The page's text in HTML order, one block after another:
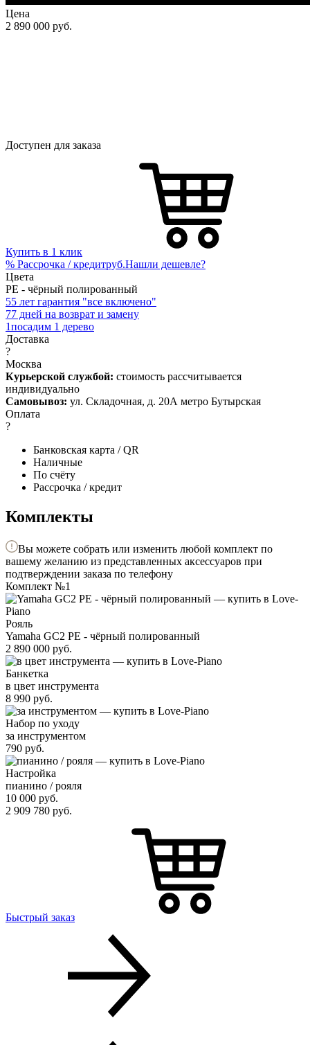
Цена
2 890 000 руб.
Доступен для заказа
Купить в 1 клик
% Рассрочка / кредитруб.Нашли дешевле?
Цвета
PE - чёрный полированный
55 лет гарантия "все включено"
77 дней на возврат и замену
1посадим 1 дерево
Доставка
?
Москва
Курьерской службой: стоимость рассчитывается
индивидуально
Самовывоз: ул. Складочная, д. 20А метро Бутырская
Оплата
?
Банковская карта / QR
Наличные
По счёту
Рассрочка / кредит
Комплекты
Вы можете собрать или изменить любой комплект по
вашему желанию из представленных аксессуаров при
подтверждении заказа по телефону
Комплект №1
Рояль
Yamaha GC2 PE - чёрный полированный
2 890 000 руб.
Банкетка
в цвет инструмента
8 990 руб.
Набор по уходу
за инструментом
790 руб.
Настройка
пианино / рояля
10 000 руб.
2 909 780 руб.
Быстрый заказ